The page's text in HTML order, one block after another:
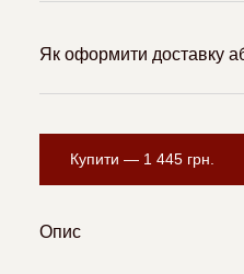
Як оформити доставку
Купити — 1 445 грн.
Опис